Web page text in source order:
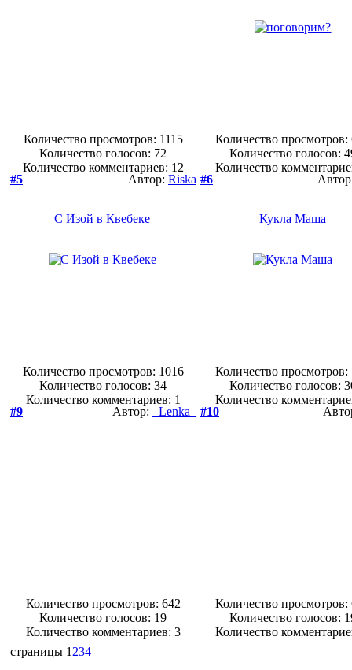
Количество просмотров: 1115
Количество голосов: 72
Количество комментариев: 12
Количество просмотров:
Количество голосов:
Количество
#5
Автор: Riska
С Изой в Квебеке
Количество просмотров: 1016
Количество голосов:34
Количество комментариев: 1
#6
Кукла Маша
Количество просмотров:
Количество голосов:
Количество
#9
Автор: _Lenka_
Количество просмотров: 642
Количество голосов: 19
Количество комментариев: 3
#10
Количество просмотров:
Количество голосов:
Количество
страницы 1 234